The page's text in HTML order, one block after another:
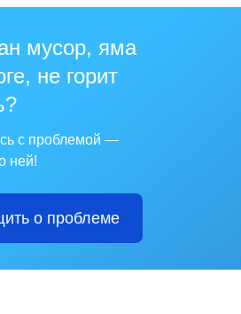
мусор, яма
не горит
с проблемой —
ней!
о проблеме